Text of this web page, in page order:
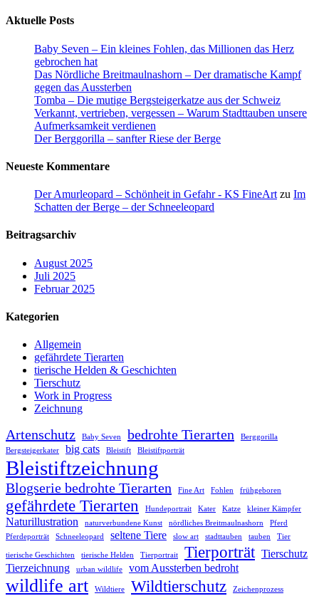
Aktuelle Posts
Baby Seven – Ein kleines Fohlen, das Millionen das Herz
gebrochen hat
Das Nördliche Breitmaulnashorn – Der dramatische Kampf
gegen das Aussterben
Tomba – Die mutige Bergsteigerkatze aus der Schweiz
Verkannt, vertrieben, vergessen – Warum Stadttauben unsere
Aufmerksamkeit verdienen
Der Berggorilla – sanfter Riese der Berge
Neueste Kommentare
Der Amurleopard – Schönheit in Gefahr - KS FineArt zu Im
Schatten der Berge – der Schneeleopard
Beitragsarchiv
August 2025
Juli 2025
Februar 2025
Kategorien
Allgemein
gefährdete Tierarten
tierische Helden & Geschichten
Tierschutz
Work in Progress
Zeichnung
Artenschutz Baby Seven bedrohte Tierarten
Berggorilla
Bergsteigerkater
big cats Bleistift Bleistiftporträt
Bleistiftzeichnung
Blogserie bedrohte Tierarten Fine Art Fohlen frühgeboren
gefährdete Tierarten Hundeportrait Kater Katze kleiner Kämpfer
Naturillustration naturverbundene Kunst nördliches Breitmaulnashorn
Pferd
Pferdeporträt
Schneeleopard seltene Tiere slow art stadttauben tauben Tier
tierische Geschichten tierische Helden Tierportrait Tierporträt Tierschutz
Tierzeichnung
urban wildlife vom Aussterben bedroht
wildlife art Wildtiere Wildtierschutz Zeichenprozess